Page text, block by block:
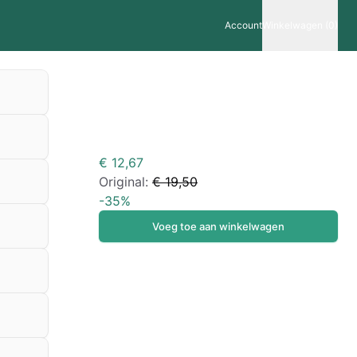
Account
€ 12,67
Original: € 19,50
-35%
Voeg toe aan winkelwagen